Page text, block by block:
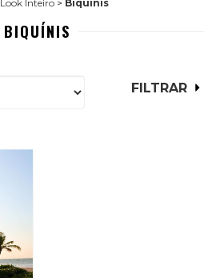
Look Inteiro > Biquínis
BIQUÍNIS
FILTRAR